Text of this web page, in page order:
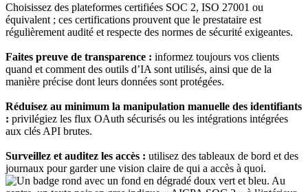
Choisissez des plateformes certifiées SOC 2, ISO 27001 ou
équivalent ; ces certifications prouvent que le prestataire est
régulièrement audité et respecte des normes de sécurité exigeantes.
Faites preuve de transparence : informez toujours vos clients
quand et comment des outils d’IA sont utilisés, ainsi que de la
manière précise dont leurs données sont protégées.
Réduisez au minimum la manipulation manuelle des identifiants
: privilégiez les flux OAuth sécurisés ou les intégrations intégrées
aux clés API brutes.
Surveillez et auditez les accès : utilisez des tableaux de bord et des
journaux pour garder une vision claire de qui a accès à quoi.